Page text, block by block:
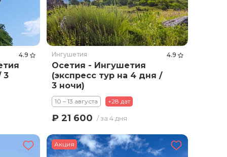
4.9
3
Ингушетия 4.9
Осетия - Ингушетия
(экспресс тур на 4 дня /
3 ночи)
10 – 13 августа +28 дат
₽ 21 600 / за 4 дня
Акция